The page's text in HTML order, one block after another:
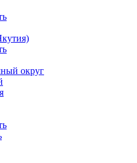
округ